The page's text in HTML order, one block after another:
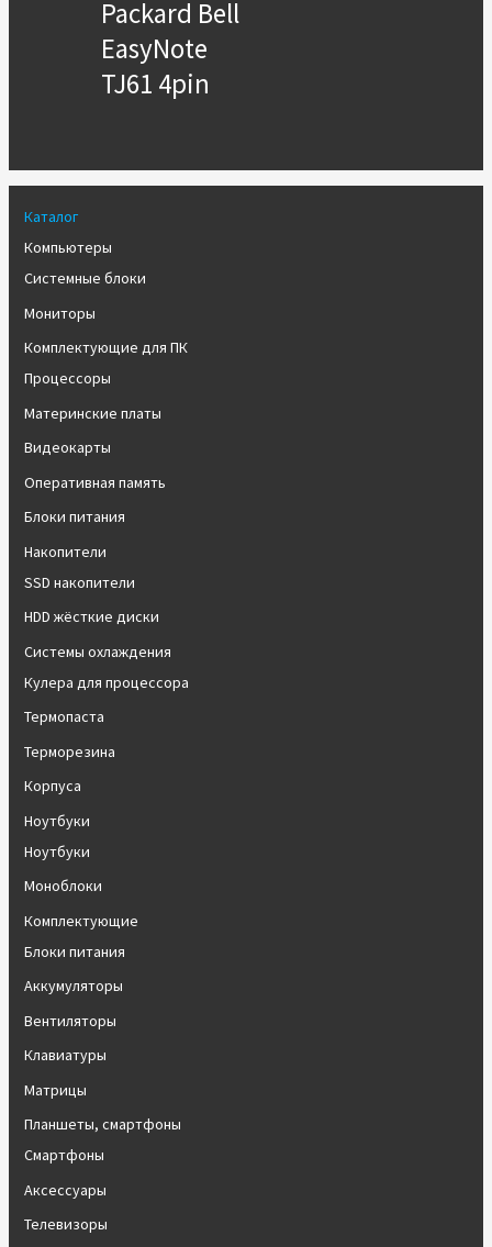
Каталог
Компьютеры
Системные блоки
Мониторы
Комплектующие для ПК
Процессоры
Материнские платы
Видеокарты
Оперативная память
Блоки питания
Накопители
SSD накопители
HDD жёсткие диски
Системы охлаждения
Кулера для процессора
Термопаста
Терморезина
Корпуса
Ноутбуки
Ноутбуки
Моноблоки
Комплектующие
Блоки питания
Аккумуляторы
Вентиляторы
Клавиатуры
Матрицы
Планшеты, смартфоны
Смартфоны
Аксессуары
Телевизоры
Packard Bell
EasyNote
TJ61 4pin